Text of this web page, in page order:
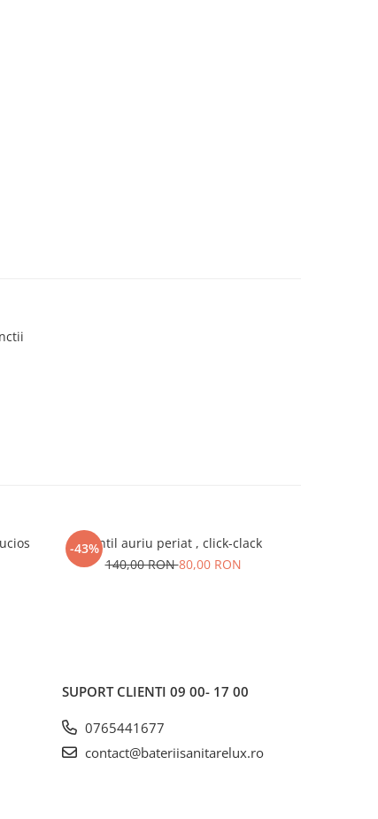
-43%Ventil auriu periat , click-clack
140,00 RON80,00 RON
SUPORT CLIENTI 09 00- 17 00
0765441677
contact@bateriisanitarelux.ro